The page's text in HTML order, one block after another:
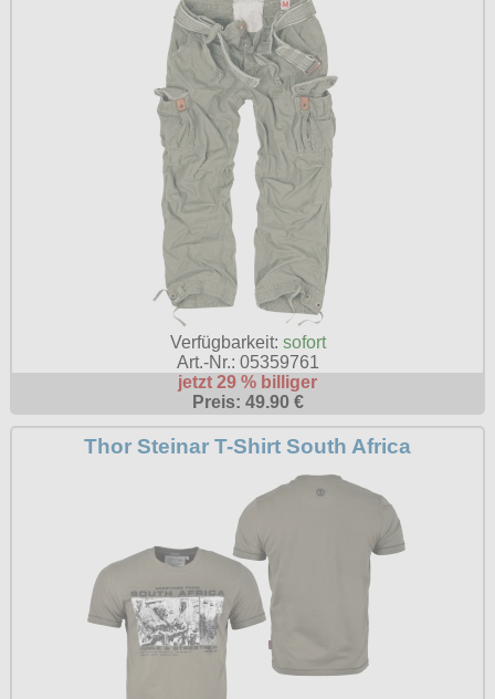
Verfügbarkeit: sofort
Art.-Nr.: 05359761
jetzt 29 % billiger
Preis: 49.90 €
Thor Steinar T-Shirt South Africa